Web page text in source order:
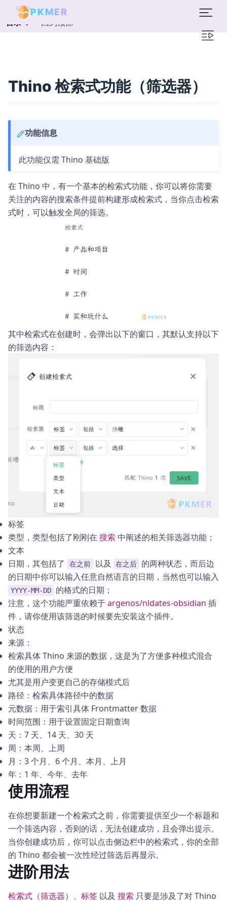
PKMER
目录 回到顶部
Thino 检索式功能（筛选器）
功能信息
此功能仅需 Thino 基础版
在 Thino 中，有一个基本的检索式功能，你可以将你需要
关注的内容的搜索条件提前构建形成检索式，当你点击检索
式时，可以触发全局的筛选。
其中检索式在创建时，会弹出以下的窗口，其默认支持以下
的筛选内容：
标签
类型，类型包括了刚刚在 搜索 中阐述的相关筛选器功能；
文本
日期，其包括了
在之前 以及 在之后
的两种状态，而后边
的日期中你可以输入任意自然语言的日期，当然也可以输入
YYYY-MM-DD
的格式的日期；
注意，这个功能严重依赖于argenos/nldates-obsidian 插
件，请你使用该筛选的时候要先安装这个插件。
状态
来源：
检索具体 Thino 来源的数据，这是为了方便多种模式混合
的使用的用户方便
尤其是用户变更自己的存储模式后
路径：检索具体路径中的数据
元数据：用于索引具体 Frontmatter 数据
时间范围：用于设置固定日期查询
天：7 天、14 天、30 天
周：本周、上周
月：3 个月、6 个月、本月、上月
年：1 年、今年、去年
使用流程
在你想要新建一个检索式之前，你需要提供至少一个标题和
一个筛选内容，否则的话，无法创建成功，且会弹出提示。
当你创建成功后，你可以点击侧边栏中的检索式，你的全部
的 Thino 都会被一次性经过筛选后再显示。
进阶用法
检索式（筛选器） 、 标签 以及 搜索 只要是涉及了对 Thino